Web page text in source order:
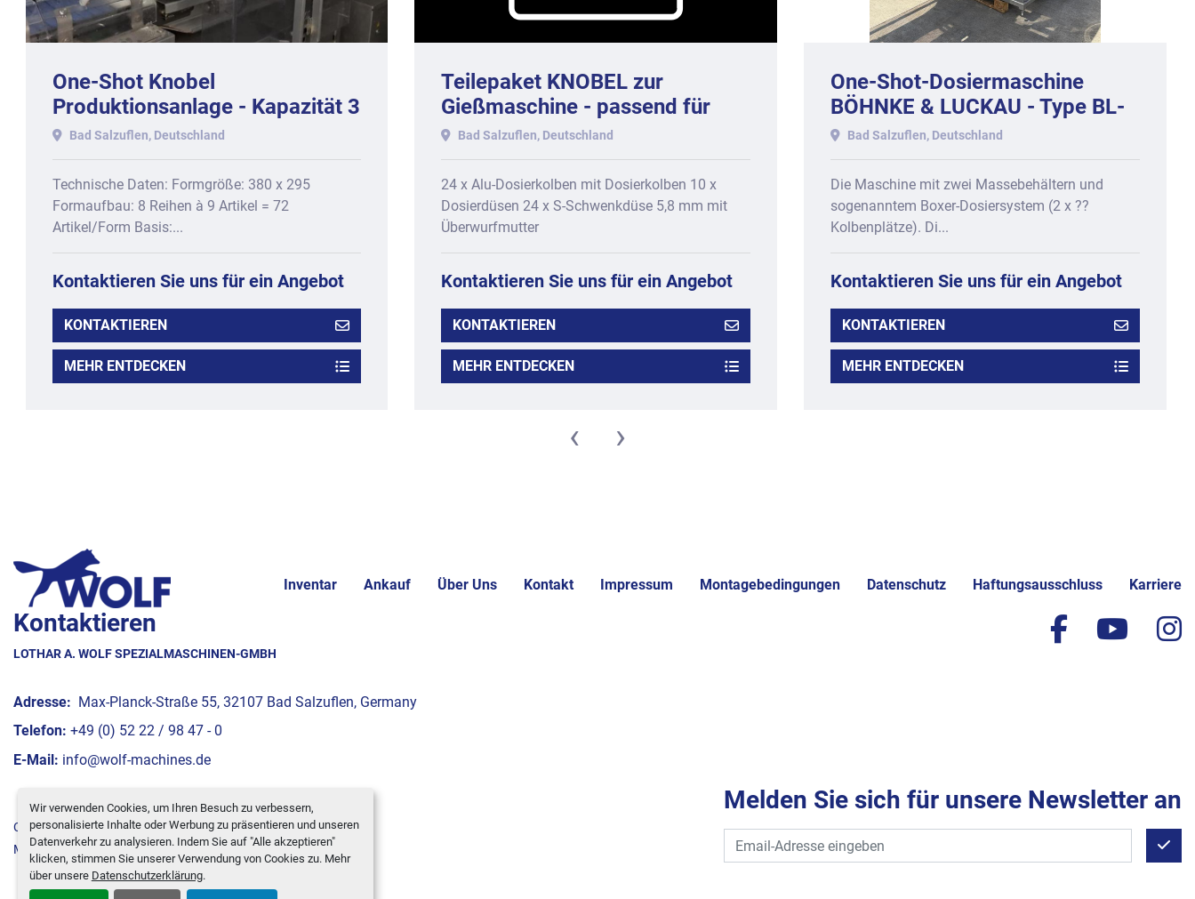
Wir verwenden Cookies, um Ihren Besuch zu verbessern,
personalisierte Inhalte oder Werbung zu präsentieren und unseren
Datenverkehr zu analysieren. Indem Sie auf "Alle akzeptieren"
klicken, stimmen Sie unserer Verwendung von Cookies zu. Mehr
über unsere Datenschutzerklärung.
One-Shot Knobel
Produktionsanlage - Kapazität 3
Formen / min bei Formen: 380 x
295 mm
Bad Salzuflen, Deutschland
Technische Daten: Formgröße: 380 x 295
Formaufbau: 8 Reihen à 9 Artikel = 72
Artikel/Form Basis:...
Kontaktieren Sie uns für ein Angebot
KONTAKTIEREN
MEHR ENTDECKEN
Teilepaket KNOBEL zur
Gießmaschine - passend für
Type CCM-12, bestehend aus:
Bad Salzuflen, Deutschland
24 x Alu-Dosierkolben mit Dosierkolben 10 x
Dosierdüsen 24 x S-Schwenkdüse 5,8 mm mit
Überwurfmutter
Kontaktieren Sie uns für ein Angebot
KONTAKTIEREN
MEHR ENTDECKEN
One-Shot-Dosiermaschine
BÖHNKE & LUCKAU - Type BL-
3D-OSL, Baujahr 2017
Bad Salzuflen, Deutschland
Die Maschine mit zwei Massebehältern und
sogenanntem Boxer-Dosiersystem (2 x ??
Kolbenplätze). Di...
Kontaktieren Sie uns für ein Angebot
KONTAKTIEREN
MEHR ENTDECKEN
‹ ›
Inventar Ankauf Über Uns Kontakt Impressum Montagebedingungen Datenschutz Haftungsausschluss Karriere
Kontaktieren
LOTHAR A. WOLF SPEZIALMASCHINEN-GMBH
Adresse: Max-Planck-Straße 55, 32107 Bad Salzuflen, Germany
Telefon: +49 (0) 52 22 / 98 47 - 0
E-Mail: info@wolf-machines.de
Cookie-Einstellungen
Machinio System-Website vonMachinio
facebook
Melden Sie sich für unsere Newsletter an